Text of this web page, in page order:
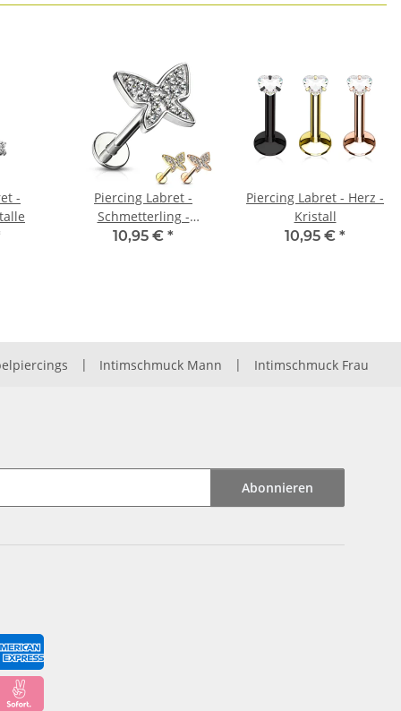
-
Piercing Labret -
Schmetterling -
Kristalle
10,95 € *
Piercing Labret - Herz -
Kristall
10,95 € *
| Intimschmuck Mann | Intimschmuck Frau
Abonnieren